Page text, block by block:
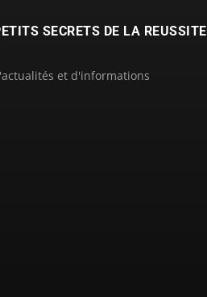
SECRETS DE LA REUSSITE
et d'informations